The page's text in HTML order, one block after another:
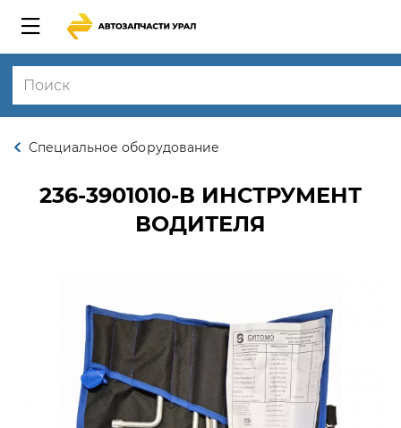
Специальное оборудование
236-3901010-В ИНСТРУМЕНТ
ВОДИТЕЛЯ